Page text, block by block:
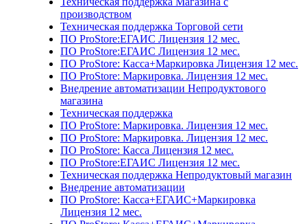
производством
Техническая поддержка Торговой сети
ПО ProStore:ЕГАИС Лицензия 12 мес.
ПО ProStore:ЕГАИС Лицензия 12 мес.
ПО ProStore: Касса+Маркировка Лицензия 12 мес.
ПО ProStore: Маркировка. Лицензия 12 мес.
Внедрение автоматизации Непродуктового
магазина
Техническая поддержка
ПО ProStore: Маркировка. Лицензия 12 мес.
ПО ProStore: Маркировка. Лицензия 12 мес.
ПО ProStore: Касса Лицензия 12 мес.
ПО ProStore:ЕГАИС Лицензия 12 мес.
Техническая поддержка Непродуктовый магазин
Внедрение автоматизации
ПО ProStore: Касса+ЕГАИС+Маркировка
Лицензия 12 мес.